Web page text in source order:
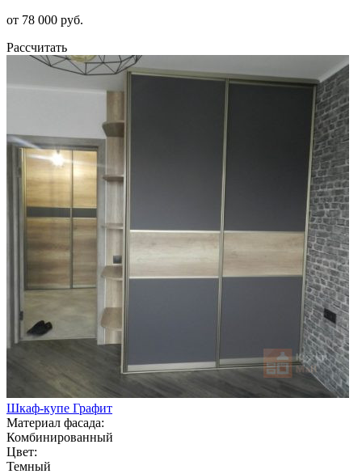
от 78 000 руб.
Рассчитать
Шкаф-купе Графит
Материал фасада:
Комбинированный
Цвет:
Темный